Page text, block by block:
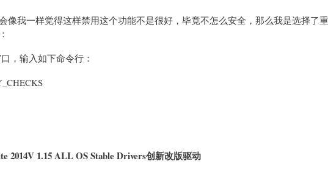
像我一样觉得这样禁用这个功能不是很好，毕竟不怎么安全，那么我是选择了
，输入如下命令行：
2014V 1.15 ALL OS Stable Drivers创新改版驱动